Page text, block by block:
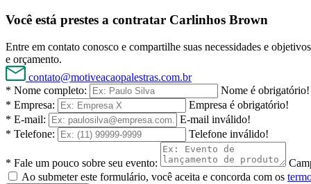
Você está prestes a contratar Carlinhos Brown
Entre em contato conosco e compartilhe suas necessidades e
e orçamento.
contato@motiveacaopalestras.com.br
* Nome completo:
Nome é obrigatório!
* Empresa:
Empresa é obrigatório!
* E-mail:
E-mail inválido!
* Telefone:
Telefone inválido!
* Fale um pouco sobre seu evento:
Ao submeter este formulário, você aceita e concorda com os